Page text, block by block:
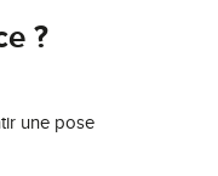
?
une pose